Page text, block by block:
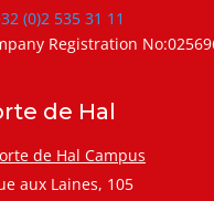
(0)2 535 31 11
Registration
de Hal
de Hal Campus
aux Laines, 105